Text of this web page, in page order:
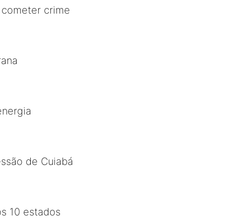
crime
de Cuiabá
10 estados